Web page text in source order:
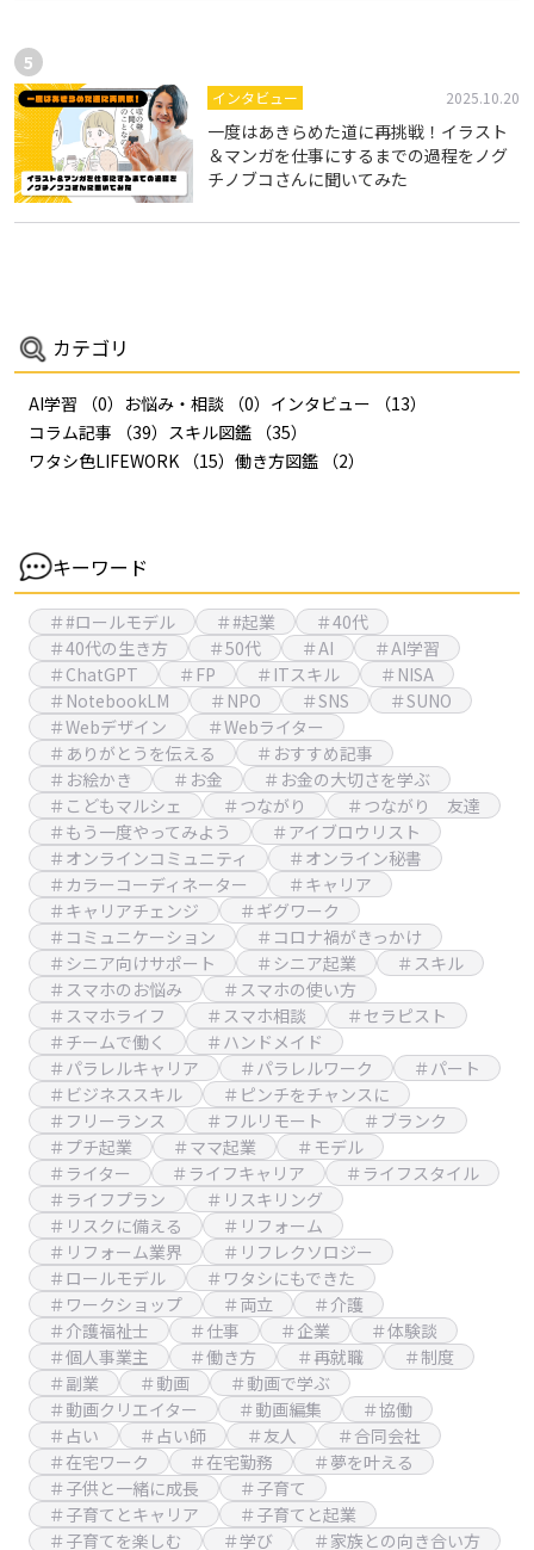
インタビュー 2025.10.20
一度はあきらめた道に再挑戦！イラスト
＆マンガを仕事にするまでの過程をノグ
チノブコさんに聞いてみた
カテゴリ
AI学習 （0） お悩み・相談 （0） インタビュー
（13）
コラム記事
（39） スキル図鑑
（35）
ワタシ色LIFEWORK （15） 働き方図鑑 （2）
キーワード
＃#ロールモデル ＃#起業
＃40代
＃40代の生き方
＃50代 ＃AI
＃AI学習
＃ChatGPT
＃FP ＃ITスキル
＃NISA
＃NotebookLM
＃NPO ＃SNS
＃SUNO
＃Webデザイン
＃Webライター
＃ありがとうを伝える
＃おすすめ記事
＃お絵かき
＃お金
＃お金の大切さを学ぶ
＃こどもマルシェ
＃つながり
＃つながり 友達
＃もう一度やってみよう
＃アイブロウリスト
＃オンラインコミュニティ
＃オンライン秘書
＃カラーコーディネーター
＃キャリア
＃キャリアチェンジ
＃ギグワーク
＃コミュニケーション
＃コロナ禍がきっかけ
＃シニア向けサポート
＃シニア起業
＃スキル
＃スマホのお悩み
＃スマホの使い方
＃スマホライフ
＃スマホ相談
＃セラピスト
＃チームで働く
＃ハンドメイド
＃パラレルキャリア
＃パラレルワーク
＃パート
＃ビジネススキル
＃ピンチをチャンスに
＃フリーランス
＃フルリモート
＃ブランク
＃プチ起業
＃ママ起業
＃モデル
＃ライター
＃ライフキャリア
＃ライフスタイル
＃ライフプラン
＃リスキリング
＃リスクに備える
＃リフォーム
＃リフォーム業界
＃リフレクソロジー
＃ロールモデル
＃ワタシにもできた
＃ワークショップ
＃両立
＃介護
＃介護福祉士
＃仕事 ＃企業
＃体験談
＃個人事業主
＃働き方 ＃再就職
＃制度
＃副業
＃動画
＃動画で学ぶ
＃動画クリエイター
＃動画編集
＃協働
＃占い
＃占い師 ＃友人
＃合同会社
＃在宅ワーク
＃在宅勤務
＃夢を叶える
＃子供と一緒に成長
＃子育て
＃子育てとキャリア
＃子育てと起業
＃子育てを楽しむ
＃学び
＃家族との向き合い方